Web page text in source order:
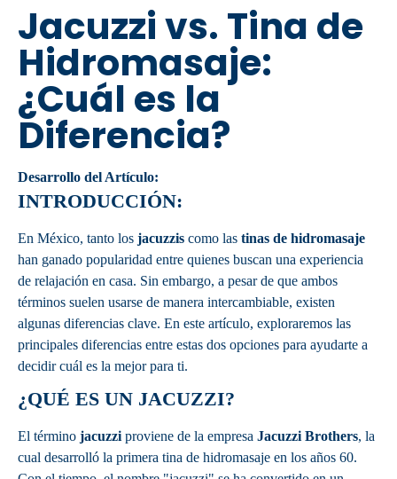
Jacuzzi vs. Tina de
Hidromasaje:
¿Cuál es la
Diferencia?
Desarrollo del Artículo:
INTRODUCCIÓN:
En México, tanto los jacuzzis como las tinas de hidromasaje
han ganado popularidad entre quienes buscan una experiencia
de relajación en casa. Sin embargo, a pesar de que ambos
términos suelen usarse de manera intercambiable, existen
algunas diferencias clave. En este artículo, exploraremos las
principales diferencias entre estas dos opciones para ayudarte a
decidir cuál es la mejor para ti.
¿QUÉ ES UN JACUZZI?
El término jacuzzi proviene de la empresa Jacuzzi Brothers, la
cual desarrolló la primera tina de hidromasaje en los años 60.